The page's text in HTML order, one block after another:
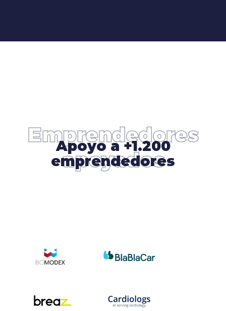
Emprendedores
apoyados
Apoyo a +1.200
emprendedores